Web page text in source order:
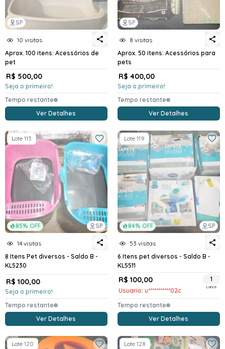
SP
10 visitas
Aprox. 100 itens: Acessórios de
pet
R$ 500,00
Seja o primeiro!
Tempo restante
Ver Detalhes
SP
8 visitas
Aprox. 50 itens: Acessórios para
pets
R$ 400,00
Seja o primeiro!
Tempo restante
Ver Detalhes
85% OFF SP
Lote 113
14 visitas
8 Itens Pet diversos - Saldo B -
KL5230
R$ 100,00
Seja o primeiro!
Tempo restante
Ver Detalhes
84% OFF SP
Lote 119
53 visitas
6 Itens pet diversos - Saldo B -
KL5511
R$ 100,00
Usuario: u***********02c
1
Lance
Tempo restante
Ver Detalhes
Lote 120 Lote 128